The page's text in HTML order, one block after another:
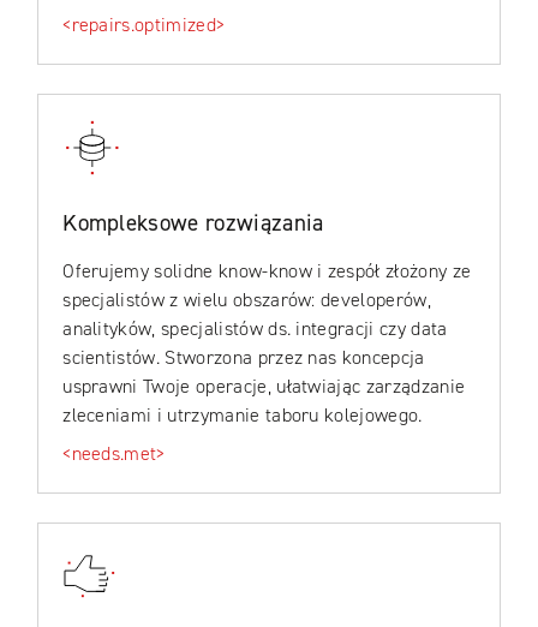
<repairs.optimized>
Kompleksowe rozwiązania
Oferujemy solidne know-know i zespół złożony ze
specjalistów z wielu obszarów: developerów,
analityków, specjalistów ds. integracji czy data
scientistów. Stworzona przez nas koncepcja
usprawni Twoje operacje, ułatwiając zarządzanie
zleceniami i utrzymanie taboru kolejowego.
<needs.met>